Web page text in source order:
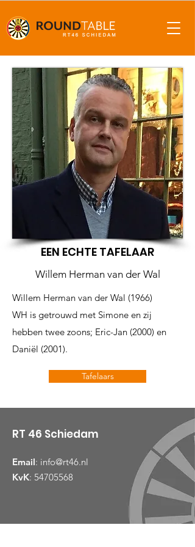
EEN ECHTE TAFELAAR
Willem Herman van der Wal
Willem Herman van der Wal (1966)
WH is getrouwd met Simone en zij
hebben twee zoons; Eric-Jan (2000) en
Daniël (2001).
Tafelaars
RT 46 Schiedam
Email: info@rt46.nl
KvK: 54705568